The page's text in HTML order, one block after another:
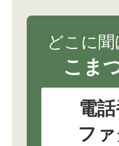
どこに
こま
電話
フ